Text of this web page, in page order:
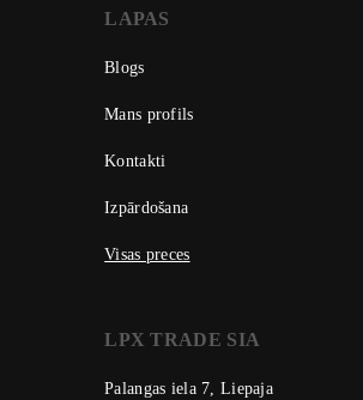
LAPAS
Blogs
Mans profils
Kontakti
Izpārdošana
Visas preces
LPX TRADE SIA
Palangas iela 7, Liepaja